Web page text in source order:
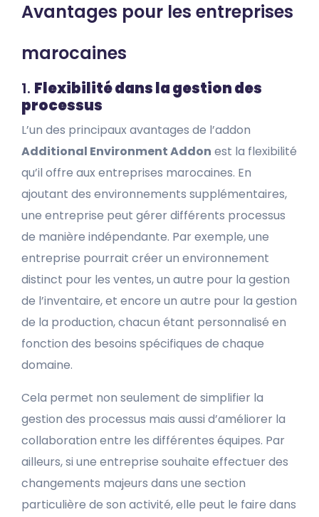
Avantages pour les entreprises
marocaines
1. Flexibilité dans la gestion des
processus
L’un des principaux avantages de l’addon
Additional Environment Addon est la flexibilité
qu’il offre aux entreprises marocaines. En
ajoutant des environnements supplémentaires,
une entreprise peut gérer différents processus
de manière indépendante. Par exemple, une
entreprise pourrait créer un environnement
distinct pour les ventes, un autre pour la gestion
de l’inventaire, et encore un autre pour la gestion
de la production, chacun étant personnalisé en
fonction des besoins spécifiques de chaque
domaine.
Cela permet non seulement de simplifier la
gestion des processus mais aussi d’améliorer la
collaboration entre les différentes équipes. Par
ailleurs, si une entreprise souhaite effectuer des
changements majeurs dans une section
particulière de son activité, elle peut le faire dans